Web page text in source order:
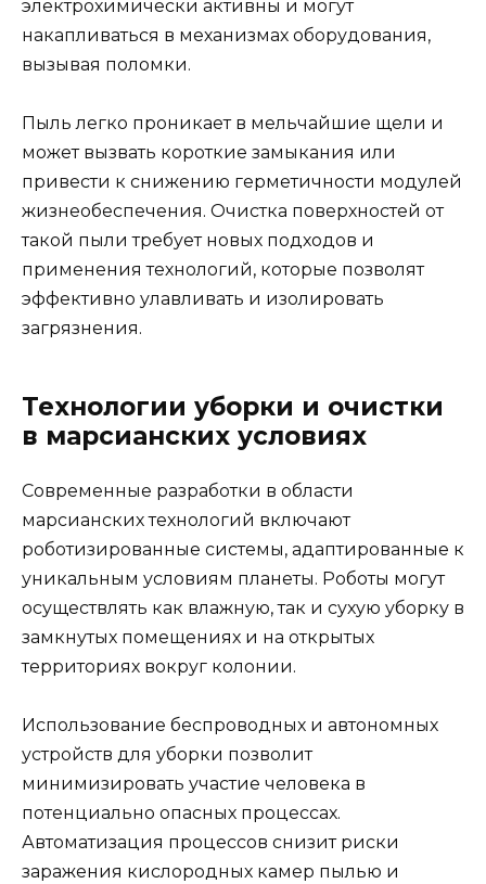
электрохимически активны и могут
накапливаться в механизмах оборудования,
вызывая поломки.
Пыль легко проникает в мельчайшие щели и
может вызвать короткие замыкания или
привести к снижению герметичности модулей
жизнеобеспечения. Очистка поверхностей от
такой пыли требует новых подходов и
применения технологий, которые позволят
эффективно улавливать и изолировать
загрязнения.
Технологии уборки и очистки
в марсианских условиях
Современные разработки в области
марсианских технологий включают
роботизированные системы, адаптированные к
уникальным условиям планеты. Роботы могут
осуществлять как влажную, так и сухую уборку в
замкнутых помещениях и на открытых
территориях вокруг колонии.
Использование беспроводных и автономных
устройств для уборки позволит
минимизировать участие человека в
потенциально опасных процессах.
Автоматизация процессов снизит риски
заражения кислородных камер пылью и